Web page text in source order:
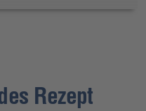
Rezept